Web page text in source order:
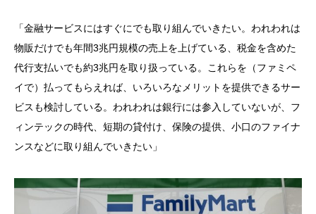
「金融サービスにはすぐにでも取り組んでいきたい。われわれは
物販だけでも年間3兆円規模の売上を上げている、税金を含めた
代行支払いでも約3兆円を取り扱っている。これらを（ファミペ
イで）払ってもらえれば、いろいろなメリットを提供できるサー
ビスも検討している。われわれは銀行には参入していないが、フ
ィンテックの時代、短期の貸付け、保険の提供、小口のファイナ
ンスなどに取り組んでいきたい」